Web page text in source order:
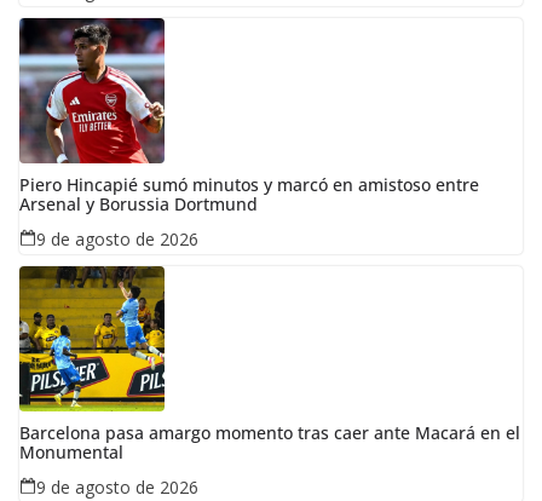
Piero Hincapié sumó minutos y marcó en amistoso entre
Arsenal y Borussia Dortmund
9 de agosto de 2026
Barcelona pasa amargo momento tras caer ante Macará en el
Monumental
9 de agosto de 2026